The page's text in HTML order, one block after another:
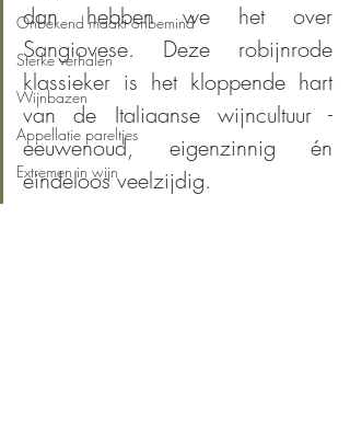
Onbekend maakt onbemind
Sterke verhalen
Wijnbazen
Appellatie pareltjes
Extremen in wijn
dan hebben we het over
Sangiovese. Deze robijnrode
klassieker is het kloppende hart
van de Italiaanse wijncultuur -
eeuwenoud, eigenzinnig én
eindeloos veelzijdig.